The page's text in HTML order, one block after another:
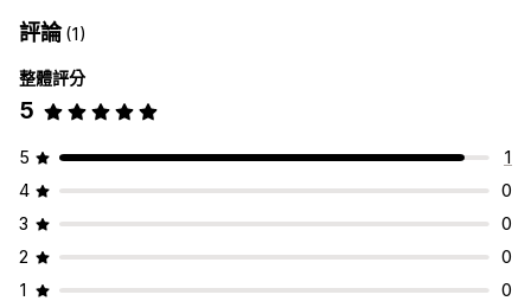
評論(1)
整體評分
5
5
1
4
0
3
0
2
0
1
0